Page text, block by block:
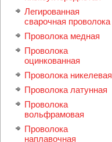
Легиpованная
сварочная проволока
Проволока медная
Проволока
оцинкованная
Проволока никелевая
Проволока латунная
Проволока
вольфрамовая
Проволока
наплавочная